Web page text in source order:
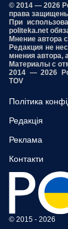
© 2014 — 2026
права
При
politeka.net
Мнение автора
Редакция не
мнения автора,
Материалы с
2014 — 2026
TOV
Політика
Редакція
Реклама
Контакти
© 2015 - 2026